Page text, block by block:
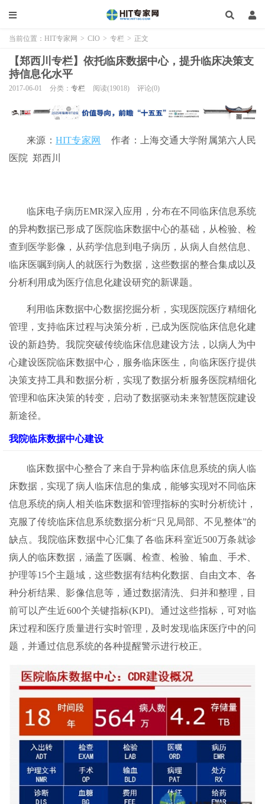
当前位置： HIT专家网 > CIO > 专栏 > 正文
【郑西川专栏】依托临床数据中心，提升临床决策支
持信息化水平
2017-06-01 分类： 专栏 阅读(19018) 评论(0)
来源：HIT专家网
作者：上海交通大学附属第六人民
医院 郑西川
临床电子病历EMR深入应用，分布在不同临床信息系统
的异构数据已形成了医院临床数据中心的基础，从检验、检
查到医学影像，从药学信息到电子病历，从病人自然信息、
临床医嘱到病人的就医行为数据，这些数据的整合集成以及
分析利用成为医疗信息化建设研究的新课题。
利用临床数据中心数据挖掘分析，实现医院医疗精细化
管理，支持临床过程与决策分析，已成为医院临床信息化建
设的新趋势。我院突破传统临床信息建设方法，以病人为中
心建设医院临床数据中心，服务临床医生，向临床医疗提供
决策支持工具和数据分析，实现了数据分析服务医院精细化
管理和临床决策的转变，启动了数据驱动未来智慧医院建设
新途径。
我院临床数据中心建设
临床数据中心整合了来自于异构临床信息系统的病人临
床数据，实现了病人临床信息的集成，能够实现对不同临床
信息系统的病人相关临床数据和管理指标的实时分析统计，
克服了传统临床信息系统数据分析“只见局部、不见整体”的
缺点。我院临床数据中心汇集了各临床科室近500万条就诊
病人的临床数据，涵盖了医嘱、检查、检验、输血、手术、
护理等15个主题域，这些数据有结构化数据、自由文本、各
种分析结果、影像信息等，通过数据清洗、归并和整理，目
前可以产生近600个关键指标(KPI)。通过这些指标，可对临
床过程和医疗质量进行实时管理，及时发现临床医疗中的问
题，并通过信息系统的各种提醒警示进行校正。